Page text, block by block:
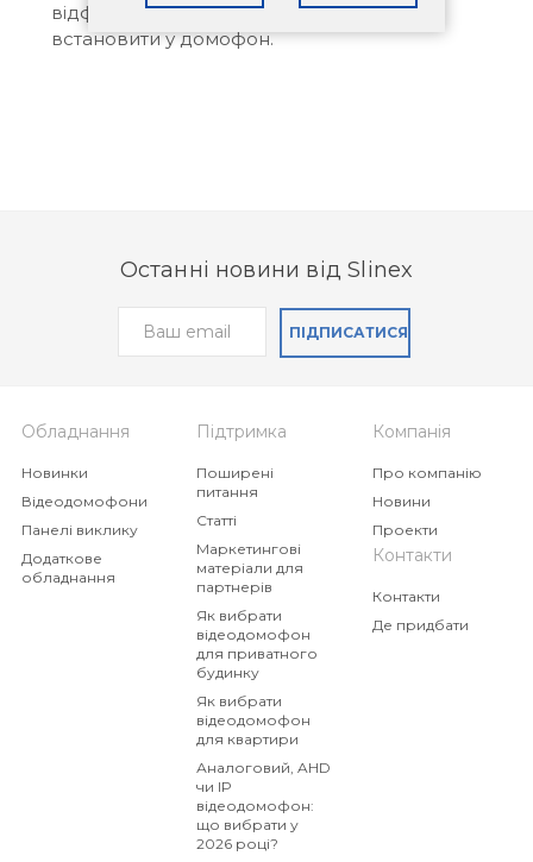
відформатувати її на ПК і повторно
встановити у домофон.
Останні новини від Slinex
ПІДПИСАТИСЯ
Обладнання
Новинки
Відеодомофони
Панелі виклику
Додаткове
обладнання
Підтримка
Поширені
питання
Статті
Маркетингові
матеріали для
партнерів
Як вибрати
відеодомофон
для приватного
будинку
Як вибрати
відеодомофон
для квартири
Аналоговий, AHD
чи IP
відеодомофон:
що вибрати у
2026 році?
Компанія
Про компанію
Новини
Проекти
Контакти
Контакти
Де придбати